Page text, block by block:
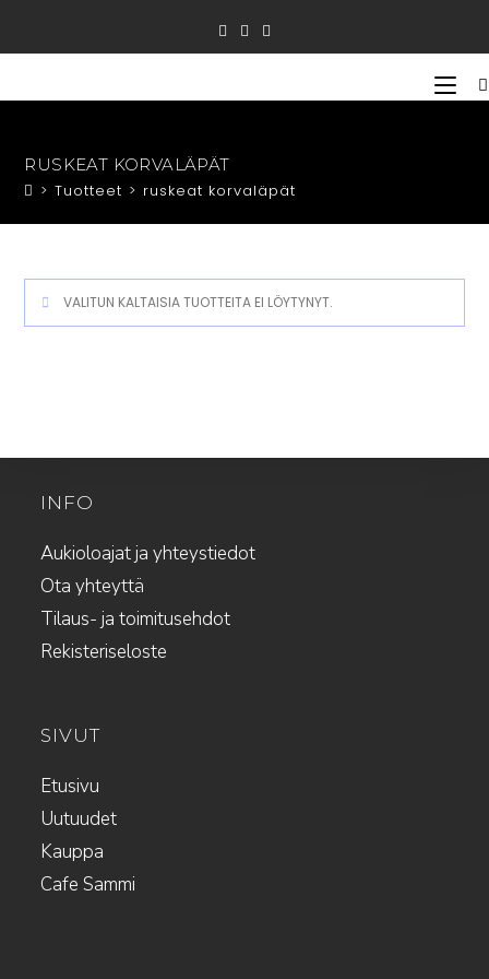
RUSKEAT KORVALÄPÄT
> Tuotteet > ruskeat korvaläpät
VALITUN KALTAISIA TUOTTEITA EI LÖYTYNYT.
INFO
Aukioloajat ja yhteystiedot
Ota yhteyttä
Tilaus- ja toimitusehdot
Rekisteriseloste
SIVUT
Etusivu
Uutuudet
Kauppa
Cafe Sammi